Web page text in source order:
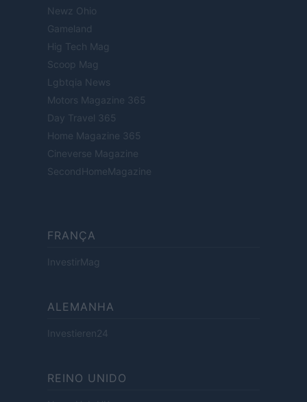
Newz Ohio
Gameland
Hig Tech Mag
Scoop Mag
Lgbtqia News
Motors Magazine 365
Day Travel 365
Home Magazine 365
Cineverse Magazine
SecondHomeMagazine
FRANÇA
InvestirMag
ALEMANHA
Investieren24
REINO UNIDO